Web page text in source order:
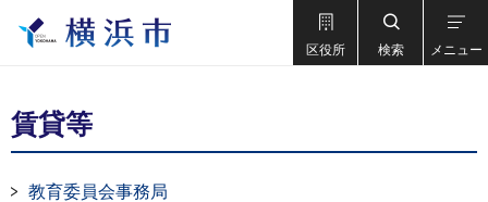
区役所 検索 メニュー
賃貸等
教育委員会事務局